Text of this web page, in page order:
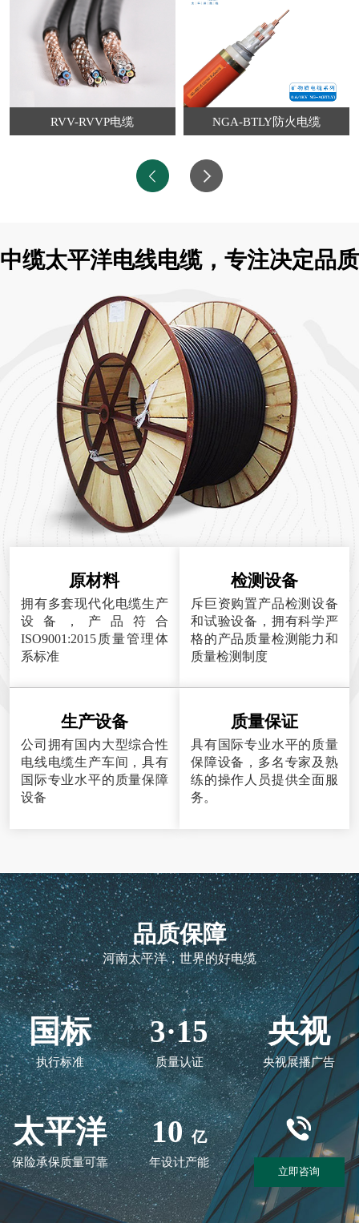
RVV-RVVP电缆 NGA-BTLY防火电缆
中缆太平洋电线电缆，专注决定品质
原材料
拥有多套现代化电缆生产
设备，产品符合
ISO9001:2015质量管理体
系标准
检测设备
斥巨资购置产品检测设备
和试验设备，拥有科学严
格的产品质量检测能力和
质量检测制度
生产设备
公司拥有国内大型综合性
电线电缆生产车间，具有
国际专业水平的质量保障
设备
质量保证
具有国际专业水平的质量
保障设备，多名专家及熟
练的操作人员提供全面服
务。
品质保障
河南太平洋，世界的好电缆
国标
执行标准
3·15
质量认证
央视
央视展播广告
太平洋
保险承保质量可靠
10 亿
年设计产能
立即咨询